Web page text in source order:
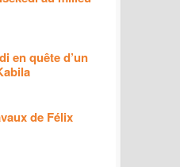
en quête d’un
de Félix